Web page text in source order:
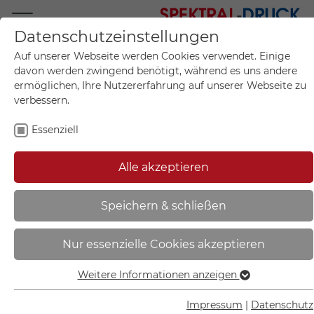
Mo.-Fr. 09:00-17:00
+49 (0)711 55 75 25
Mein Konto
Mein Warenkorb
Sie sind hier: Start
Gebotsschild | Warnweste
benutzen - 11.A7356
Datenschutzeinstellungen
Auf unserer Webseite werden Cookies verwendet. Einige
davon werden zwingend benötigt, während es uns andere
ermöglichen, Ihre Nutzererfahrung auf unserer Webseite zu
verbessern.
Essenziell
Alle akzeptieren
Speichern & schließen
Nur essenzielle Cookies akzeptieren
Essenziell
Essenzielle Cookies werden für grundlegende Funktionen
Weitere Informationen anzeigen
Impressum Datenschutz